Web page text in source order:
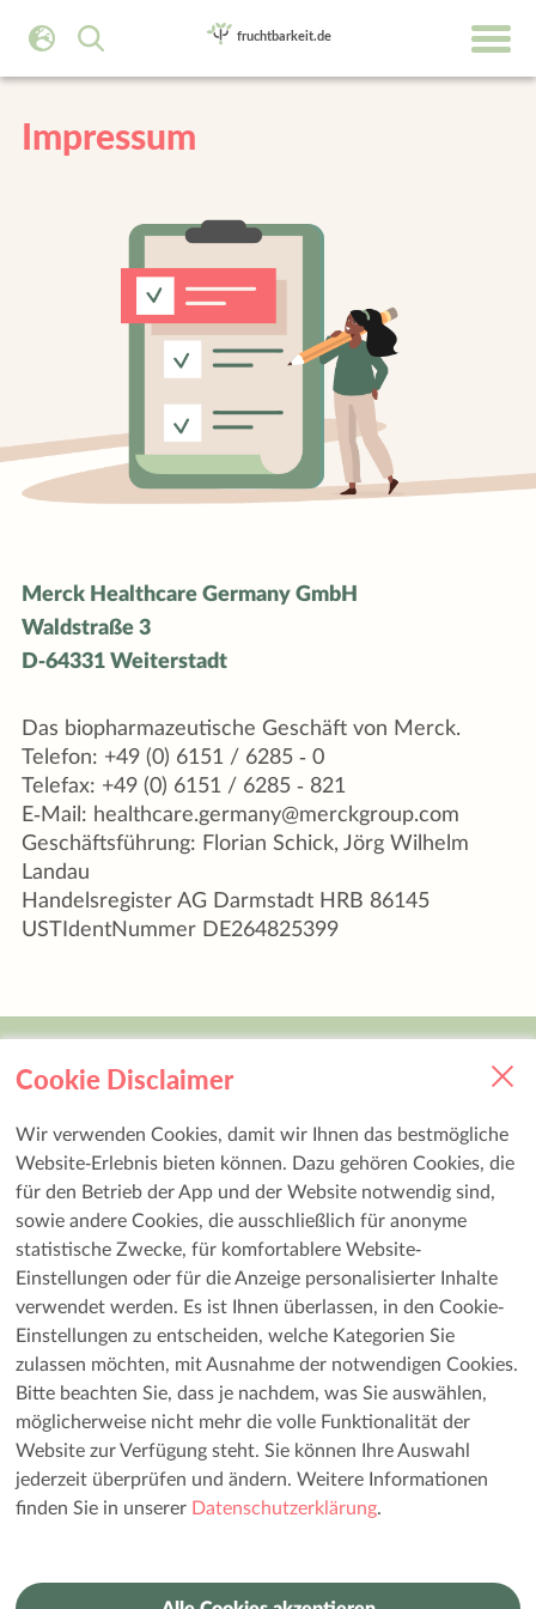
Impressum
Merck Healthcare Germany GmbH
Waldstraße 3
D-64331 Weiterstadt
Das biopharmazeutische Geschäft von Merck.
Telefon: +49 (0) 6151 / 6285 - 0
Telefax: +49 (0) 6151 / 6285 - 821
E-Mail: healthcare.germany@merckgroup.com
Geschäftsführung: Florian Schick, Jörg Wilhelm
Landau
Handelsregister AG Darmstadt HRB 86145
USTIdentNummer DE264825399
Über Merck
Rechtliches
Impressum
Cookie-Einstellungen ändern
Kontakt:healthcare.germany@merckgroup.com
Folgen Sie uns auf unseren internationalen
Social Media Accounts
DE-NONF-00505 August 2024
Cookie Disclaimer
Wir verwenden Cookies, damit wir Ihnen das bestmögliche
Website-Erlebnis bieten können. Dazu gehören Cookies, die
für den Betrieb der App und der Website notwendig sind,
sowie andere Cookies, die ausschließlich für anonyme
statistische Zwecke, für komfortablere Website-
Einstellungen oder für die Anzeige personalisierter Inhalte
verwendet werden. Es ist Ihnen überlassen, in den Cookie-
Einstellungen zu entscheiden, welche Kategorien Sie
zulassen möchten, mit Ausnahme der notwendigen Cookies.
Bitte beachten Sie, dass je nachdem, was Sie auswählen,
möglicherweise nicht mehr die volle Funktionalität der
Website zur Verfügung steht. Sie können Ihre Auswahl
jederzeit überprüfen und ändern. Weitere Informationen
finden Sie in unserer Datenschutzerklärung.